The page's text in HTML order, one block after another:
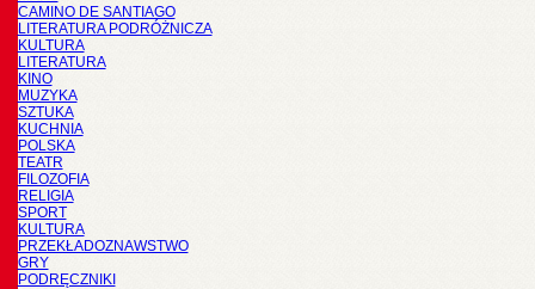
CAMINO DE SANTIAGO
LITERATURA PODRÓŻNICZA
KULTURA
LITERATURA
KINO
MUZYKA
SZTUKA
KUCHNIA
POLSKA
TEATR
FILOZOFIA
RELIGIA
SPORT
KULTURA
PRZEKŁADOZNAWSTWO
GRY
PODRĘCZNIKI